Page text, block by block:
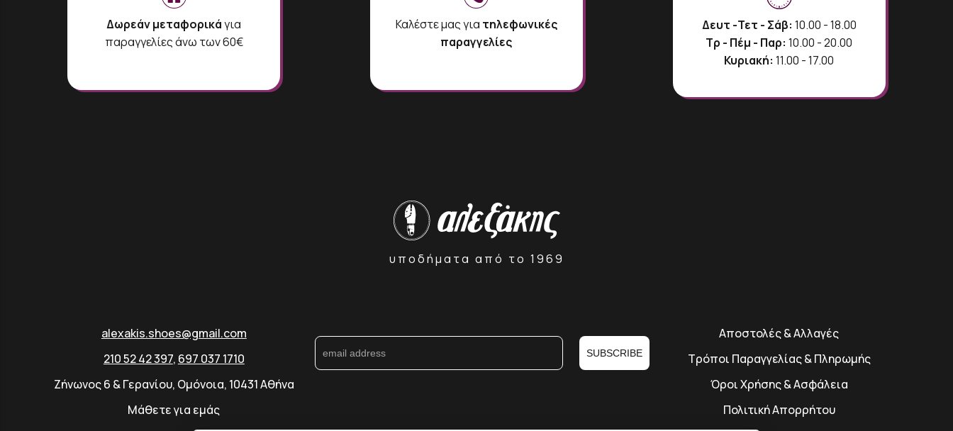
Δωρεάν μεταφορικάγια
παραγγελίες άνω των 60€
Καλέστε μας για τηλεφωνικές
παραγγελίες
Δευτ -Τετ - Σάβ: 10.00 - 18.00
Τρ - Πέμ - Παρ: 10.00 - 20.00
Κυριακή: 11.00 - 17.00
υποδήματα από το 1969
alexakis.shoes@gmail.com
210 52 42 397, 697 037 1710
Ζήνωνος 6 & Γερανίου, Ομόνοια, 10431 Αθήνα
Μάθετε για εμάς
SUBSCRIBE
Αποστολές & Αλλαγές
Τρόποι Παραγγελίας & Πληρωμής
Όροι Χρήσης & Ασφάλεια
Πολιτική Απορρήτου